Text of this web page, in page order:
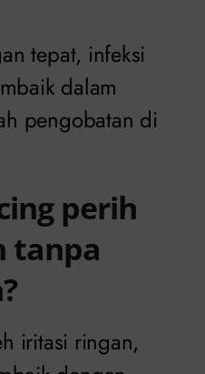
tepat, infeksi
dalam
pengobatan di
perih
tanpa
iritasi ringan,